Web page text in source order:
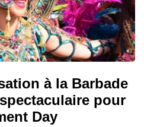
à la Barbade
pour
Day